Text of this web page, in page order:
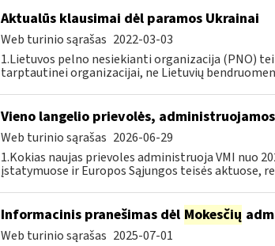
Aktualūs klausimai dėl paramos Ukrainai
Web turinio sąrašas 2022-03-03
1.Lietuvos pelno nesiekianti organizacija (PNO)
tarptautinei organizacijai, ne Lietuvių
Vieno langelio prievolės,
Web turinio sąrašas 2026-06-29
1.Kokias naujas prievoles administruoja VMI nuo
įstatymuose ir Europos Sąjungos teisės aktuose,
Informacinis pranešimas dėl Mokesčių
Web turinio sąrašas 2025-07-01